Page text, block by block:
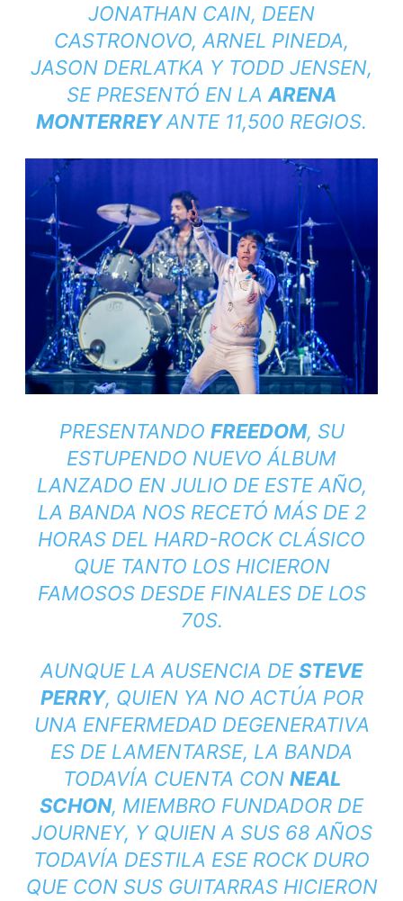
JONATHAN CAIN, DEEN
CASTRONOVO, ARNEL PINEDA,
JASON DERLATKA Y TODD JENSEN,
SE PRESENTÓ EN LA ARENA
MONTERREYANTE 11,500 REGIOS.
PRESENTANDO FREEDOM, SU
ESTUPENDO NUEVO ÁLBUM
LANZADO EN JULIO DE ESTE AÑO,
LA BANDA NOS RECETÓ MÁS DE 2
HORAS DEL HARD-ROCK CLÁSICO
QUE TANTO LOS HICIERON
FAMOSOS DESDE FINALES DE LOS
70S.
AUNQUE LA AUSENCIA DESTEVE
PERRY, QUIEN YA NO ACTÚA POR
UNA ENFERMEDAD DEGENERATIVA
ES DE LAMENTARSE, LA BANDA
TODAVÍA CUENTA CON NEAL
SCHON, MIEMBRO FUNDADOR DE
JOURNEY, Y QUIEN A SUS 68 AÑOS
TODAVÍA DESTILA ESE ROCK DURO
QUE CON SUS GUITARRAS HICIERON